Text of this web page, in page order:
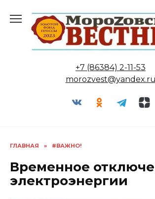
содержанию
+7 (86384) 2-11-53
morozvest@yandex.ru
ГЛАВНАЯ » #ВАЖНО!
Временное
электроэнергии